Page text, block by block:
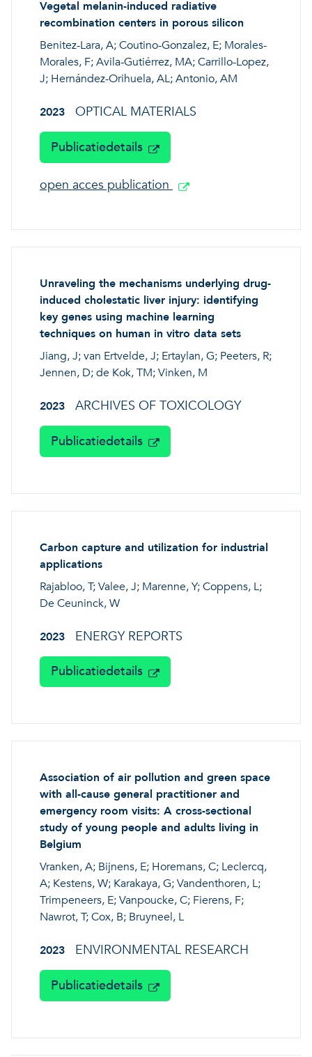
Vegetal melanin-induced radiative
recombination centers in porous silicon
Benitez-Lara, A; Coutino-Gonzalez, E; Morales-
Morales, F; Avila-Gutiérrez, MA; Carrillo-Lopez,
J; Hernández-Orihuela, AL; Antonio, AM
2023 OPTICAL MATERIALS
Publicatiedetails
open acces publication
Unraveling the mechanisms underlying drug-
induced cholestatic liver injury: identifying
key genes using machine learning
techniques on human in vitro data sets
Jiang, J; van Ertvelde, J; Ertaylan, G; Peeters, R;
Jennen, D; de Kok, TM; Vinken, M
2023 ARCHIVES OF TOXICOLOGY
Publicatiedetails
Carbon capture and utilization for industrial
applications
Rajabloo, T; Valee, J; Marenne, Y; Coppens, L;
De Ceuninck, W
2023 ENERGY REPORTS
Publicatiedetails
Association of air pollution and green space
with all-cause general practitioner and
emergency room visits: A cross-sectional
study of young people and adults living in
Belgium
Vranken, A; Bijnens, E; Horemans, C; Leclercq,
A; Kestens, W; Karakaya, G; Vandenthoren, L;
Trimpeneers, E; Vanpoucke, C; Fierens, F;
Nawrot, T; Cox, B; Bruyneel, L
2023 ENVIRONMENTAL RESEARCH
Publicatiedetails